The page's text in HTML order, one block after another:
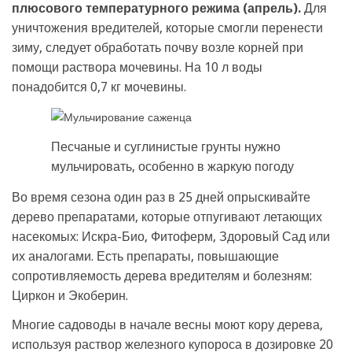
плюсового температурного режима (апрель). Для
уничтожения вредителей, которые смогли перенести
зиму, следует обработать почву возле корней при
помощи раствора мочевины. На 10 л воды
понадобится 0,7 кг мочевины.
Песчаные и суглинистые грунты нужно
мульчировать, особенно в жаркую погоду
Во время сезона один раз в 25 дней опрыскивайте
дерево препаратами, которые отпугивают летающих
насекомых: Искра-Био, Фитоферм, Здоровый Сад или
их аналогами. Есть препараты, повышающие
сопротивляемость дерева вредителям и болезням:
Циркон и Экоберин.
Многие садоводы в начале весны моют кору дерева,
используя раствор железного купороса в дозировке 20